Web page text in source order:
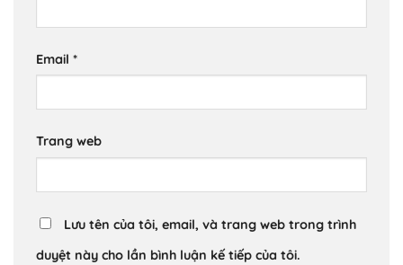
Email *
Trang web
Lưu tên của tôi, email, và trang web trong trình
duyệt này cho lần bình luận kế tiếp của tôi.